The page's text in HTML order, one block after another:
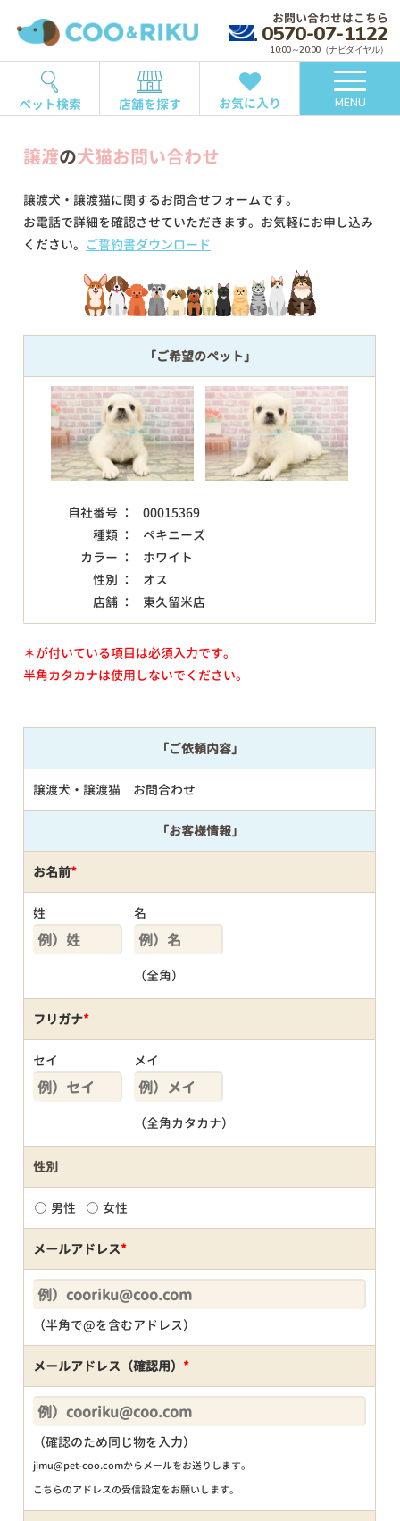
お問い合わせはこちら
0570-07-1122
10:00～20:00（ナビダイヤル）
ペット検索 店舗を探す お気に入り MENU
譲渡の犬猫お問い合わせ
譲渡犬・譲渡猫に関するお問合せフォームです。
お電話で詳細を確認させていただきます。お気軽にお申し込み
ください。 ご誓約書ダウンロード
「ご希望のペット」
自社番号 ：
00015369
種類 ：
ペキニーズ
カラー ：
ホワイト
性別 ：
オス
店舗 ：
東久留米店
＊が付いている項目は必須入力です。
半角カタカナは使用しないでください。
「ご依頼内容」
譲渡犬・譲渡猫 お問合わせ
「お客様情報」
お名前*
姓 名
（全角）
フリガナ*
セイ メイ
（全角カタカナ）
性別
男性 女性
メールアドレス*
（半角で@を含むアドレス）
メールアドレス（確認用） *
（確認のため同じ物を入力）
jimu@pet-coo.comからメールをお送りします。
こちらのアドレスの受信設定をお願いします。